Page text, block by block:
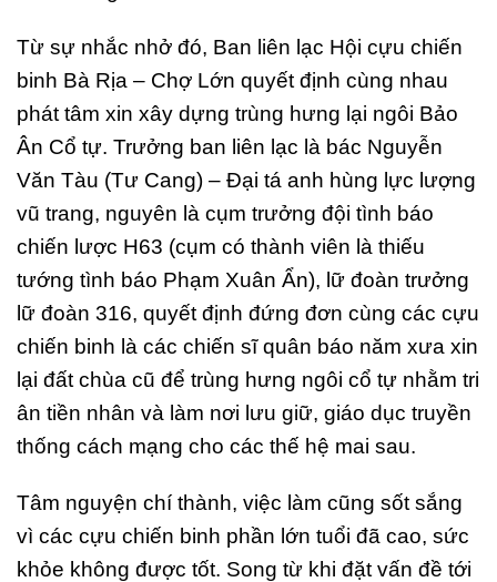
Từ sự nhắc nhở đó, Ban liên lạc Hội cựu chiến
binh Bà Rịa – Chợ Lớn quyết định cùng nhau
phát tâm xin xây dựng trùng hưng lại ngôi Bảo
Ân Cổ tự. Trưởng ban liên lạc là bác Nguyễn
Văn Tàu (Tư Cang) – Đại tá anh hùng lực lượng
vũ trang, nguyên là cụm trưởng đội tình báo
chiến lược H63 (cụm có thành viên là thiếu
tướng tình báo Phạm Xuân Ẩn), lữ đoàn trưởng
lữ đoàn 316, quyết định đứng đơn cùng các cựu
chiến binh là các chiến sĩ quân báo năm xưa xin
lại đất chùa cũ để trùng hưng ngôi cổ tự nhằm tri
ân tiền nhân và làm nơi lưu giữ, giáo dục truyền
thống cách mạng cho các thế hệ mai sau.
Tâm nguyện chí thành, việc làm cũng sốt sắng
vì các cựu chiến binh phần lớn tuổi đã cao, sức
khỏe không được tốt. Song từ khi đặt vấn đề tới